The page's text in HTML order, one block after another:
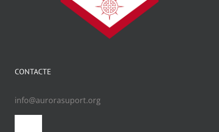
CONTACTE
info@aurorasuport.org